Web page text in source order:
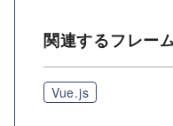
関連するフレー
Vue.js